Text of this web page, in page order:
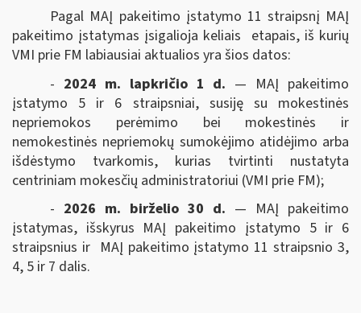
Pagal MAĮ pakeitimo įstatymo 11 straipsnį MAĮ
pakeitimo įstatymas įsigalioja keliais etapais, iš kurių
VMI prie FM labiausiai aktualios yra šios datos:
- 2024 m. lapkričio 1 d. — MAĮ pakeitimo
įstatymo 5 ir 6 straipsniai, susiję su mokestinės
nepriemokos perėmimo bei mokestinės ir
nemokestinės nepriemokų sumokėjimo atidėjimo arba
išdėstymo tvarkomis, kurias tvirtinti nustatyta
centriniam mokesčių administratoriui (VMI prie FM);
- 2026 m. birželio 30 d. — MAĮ pakeitimo
įstatymas, išskyrus MAĮ pakeitimo įstatymo 5 ir 6
straipsnius ir MAĮ pakeitimo įstatymo 11 straipsnio 3,
4, 5 ir 7 dalis.